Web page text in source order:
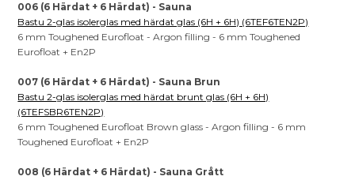
006 (6 Härdat + 6 Härdat) - Sauna
Bastu 2-glas isolerglas med härdat glas (6H + 6H) (6TEF6TEN2P)
6 mm Toughened Eurofloat - Argon filling - 6 mm Toughened
Eurofloat + En2P
007 (6 Härdat + 6 Härdat) - Sauna Brun
Bastu 2-glas isolerglas med härdat brunt glas (6H + 6H)
(6TEFSBR6TEN2P)
6 mm Toughened Eurofloat Brown glass - Argon filling - 6 mm
Toughened Eurofloat + En2P
008 (6 Härdat + 6 Härdat) - Sauna Grått